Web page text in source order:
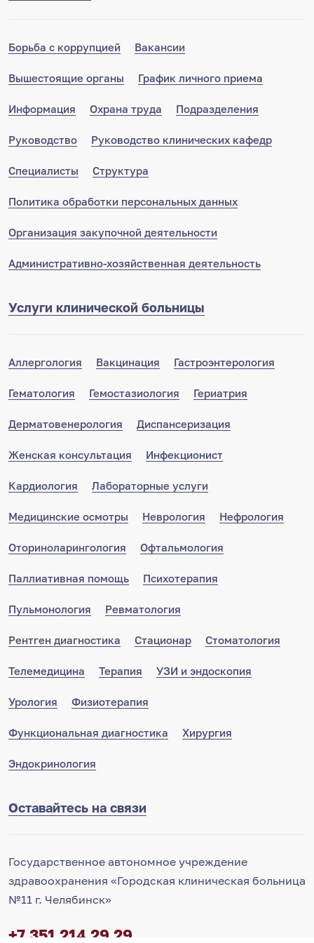
Борьба с коррупцией Вакансии
Вышестоящие органы График личного приема
Информация Охрана труда Подразделения
Руководство Руководство клинических кафедр
Специалисты Структура
Политика обработки персональных данных
Организация закупочной деятельности
Административно-хозяйственная деятельность
Услуги клинической больницы
Аллергология Вакцинация Гастроэнтерология
Гематология Гемостазиология Гериатрия
Дерматовенерология Диспансеризация
Женская консультация Инфекционист
Кардиология Лабораторные услуги
Медицинские осмотры Неврология Нефрология
Оториноларингология Офтальмология
Паллиативная помощь Психотерапия
Пульмонология Ревматология
Рентген диагностика Стационар Стоматология
Телемедицина Терапия УЗИ и эндоскопия
Урология Физиотерапия
Функциональная диагностика Хирургия
Эндокринология
Оставайтесь на связи
Государственное автономное учреждение
здравоохранения «Городская клиническая больница
№11 г. Челябинск»
+7 351 214 29 29